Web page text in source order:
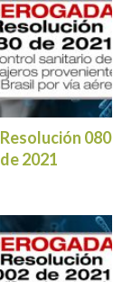
Resolución 080
de 2021